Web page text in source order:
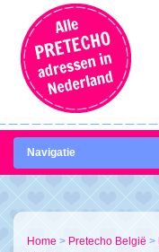
Navigatie
Home > Pretecho België >